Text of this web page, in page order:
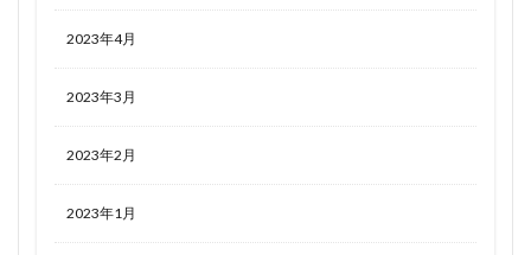
2023年4月
2023年3月
2023年2月
2023年1月